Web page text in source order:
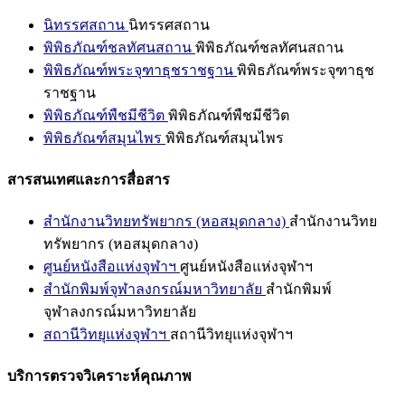
นิทรรศสถาน นิทรรศสถาน
พิพิธภัณฑ์ชลทัศนสถาน พิพิธภัณฑ์ชลทัศนสถาน
พิพิธภัณฑ์พระจุฑาธุชราชฐาน พิพิธภัณฑ์พระจุฑาธุช
ราชฐาน
พิพิธภัณฑ์พืชมีชีวิต พิพิธภัณฑ์พืชมีชีวิต
พิพิธภัณฑ์สมุนไพร พิพิธภัณฑ์สมุนไพร
สารสนเทศและการสื่อสาร
สำนักงานวิทยทรัพยากร (หอสมุดกลาง) สำนักงานวิทย
ทรัพยากร (หอสมุดกลาง)
ศูนย์หนังสือแห่งจุฬาฯ ศูนย์หนังสือแห่งจุฬาฯ
สำนักพิมพ์จุฬาลงกรณ์มหาวิทยาลัย สำนักพิมพ์
จุฬาลงกรณ์มหาวิทยาลัย
สถานีวิทยุแห่งจุฬาฯ สถานีวิทยุแห่งจุฬาฯ
บริการตรวจวิเคราะห์คุณภาพ